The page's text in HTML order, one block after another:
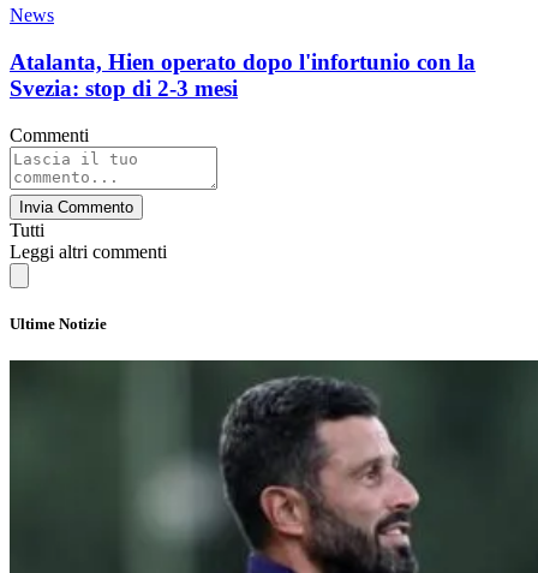
News
Atalanta, Hien operato dopo l'infortunio con la
Svezia: stop di 2-3 mesi
Commenti
Invia Commento
Tutti
Leggi altri commenti
Ultime Notizie